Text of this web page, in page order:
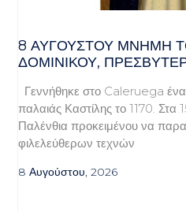
8 ΑΥΓΟΥΣΤΟΥ ΜΝΗΜΗ
ΔΟΜΙΝΙΚΟΥ,
Γεννήθηκε στο Caleruega ένα
παλαιάς Καστίλης το 1170. Στα
Παλένθια προκειμένου να
φιλελεύθερων τεχνών
8 Αυγούστου, 2026